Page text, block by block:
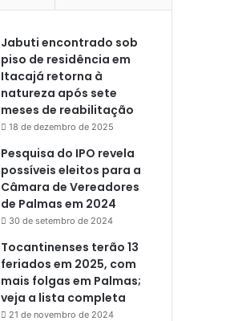
Jabuti encontrado sob
piso de residência em
Itacajá retorna à
natureza após sete
meses de reabilitação
18 de dezembro de 2025
Pesquisa do IPO revela
possíveis eleitos para a
Câmara de Vereadores
de Palmas em 2024
30 de setembro de 2024
Tocantinenses terão 13
feriados em 2025, com
mais folgas em Palmas;
veja a lista completa
21 de novembro de 2024